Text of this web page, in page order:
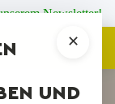
Newsletter!
✕
UND